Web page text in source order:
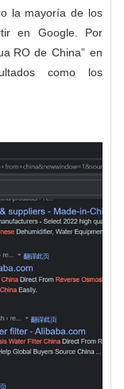
la mayoría de los
en Google. Por
ROde China” en
como los